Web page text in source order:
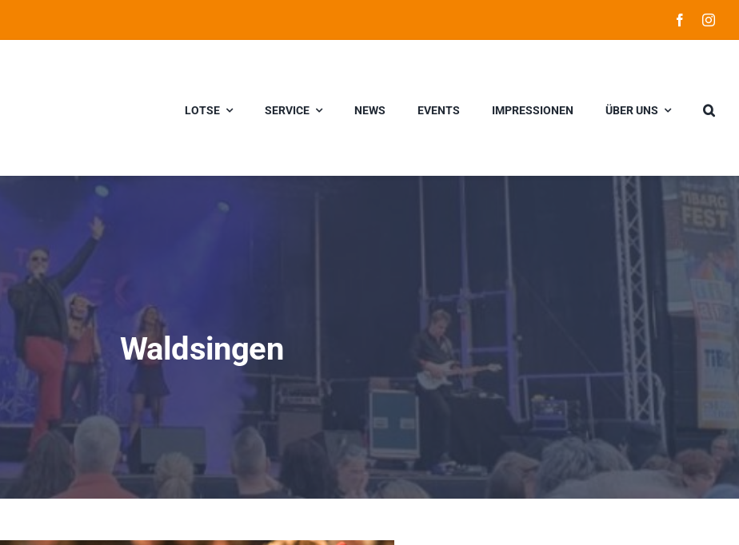
LOTSE SERVICE NEWS EVENTS IMPRESSIONEN ÜBER UNS
Waldsingen